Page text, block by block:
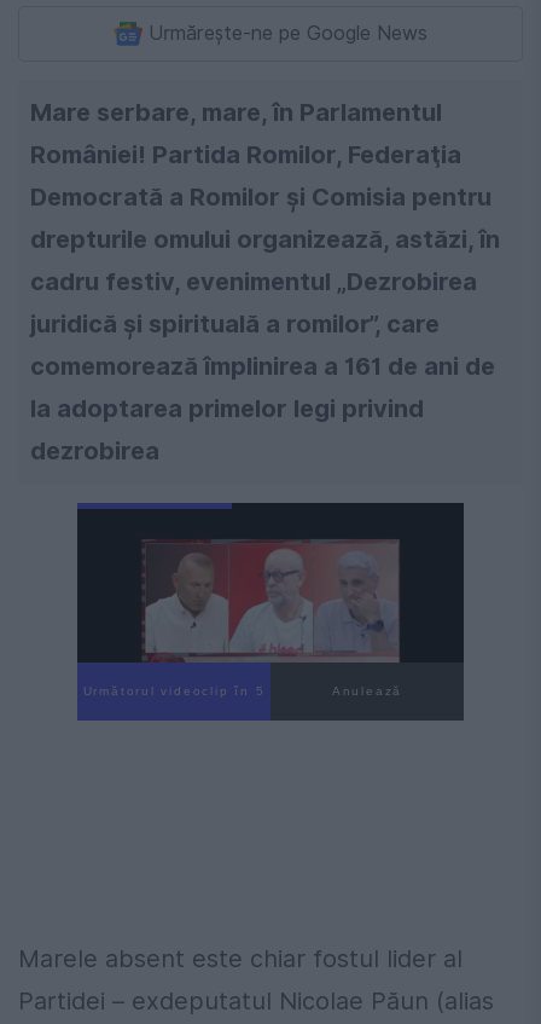
Urmărește-ne pe Google News
Mare serbare, mare, în Parlamentul
României! Partida Romilor, Federaţia
Democrată a Romilor şi Comisia pentru
drepturile omului organizează, astăzi, în
cadru festiv, evenimentul „Dezrobirea
juridică şi spirituală a romilor”, care
comemorează împlinirea a 161 de ani de
la adoptarea primelor legi privind
dezrobirea
Următorul videoclip în 4 Anulează
Marele absent este chiar fostul lider al
Partidei – exdeputatul Nicolae Păun (alias